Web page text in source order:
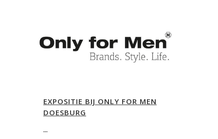
EXPOSITIE BIJ ONLY FOR MEN
DOESBURG
...